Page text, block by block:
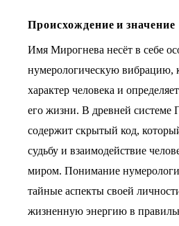
Происхождение и значение
Имя Мирогнева несёт в себе
нумерологическую вибрацию,
характер человека и
его жизни. В древней системе
содержит скрытый код,
судьбу и взаимодействие
миром. Понимание
тайные аспекты своей
жизненную энергию в